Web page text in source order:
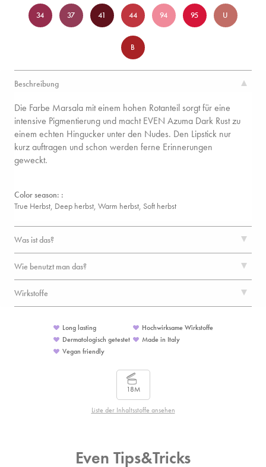
34 37 41 44 94 95 U
B
Beschreibung
Die Farbe Marsala mit einem hohen Rotanteil sorgt für eine
intensive Pigmentierung und macht EVEN Azuma Dark Rust zu
einem echten Hingucker unter den Nudes. Den Lipstick nur
kurz auftragen und schon werden ferne Erinnerungen
geweckt.
Color season: :
True Herbst, Deep herbst, Warm herbst, Soft herbst
Was ist das?
Wie benutzt man das?
Wirkstoffe
Long lasting
Dermatologisch getestet
Vegan friendly
Hochwirksame Wirkstoffe
Made in Italy
18M
Liste der Inhaltsstoffe ansehen
Even Tips&Tricks